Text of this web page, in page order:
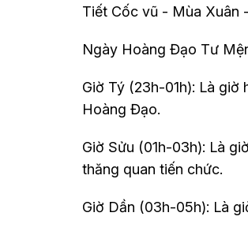
Tiết Cốc vũ - Mùa Xuân
Ngày Hoàng Đạo Tư
Giờ Tý (23h-01h): Là
Hoàng Đạo.
Giờ Sửu (01h-03h): Là
thăng quan tiến chức.
Giờ Dần (03h-05h): Là